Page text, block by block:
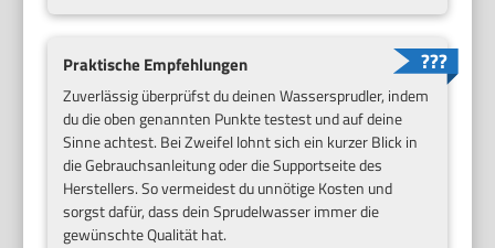
Praktische Empfehlungen
Zuverlässig überprüfst du deinen Wassersprudler, indem
du die oben genannten Punkte testest und auf deine
Sinne achtest. Bei Zweifel lohnt sich ein kurzer Blick in
die Gebrauchsanleitung oder die Supportseite des
Herstellers. So vermeidest du unnötige Kosten und
sorgst dafür, dass dein Sprudelwasser immer die
gewünschte Qualität hat.